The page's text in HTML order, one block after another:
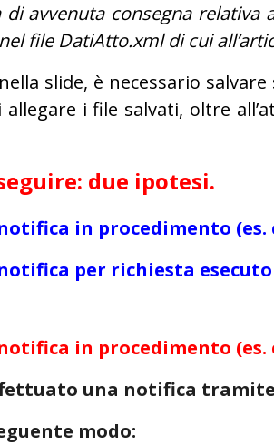
di avvenuta consegna
file DatiAtto.xml di cui
slide, è necessario
allegare i file salvati, oltre
due ipotesi.
in procedimento
per richiesta
in procedimento
una notifica
modo: